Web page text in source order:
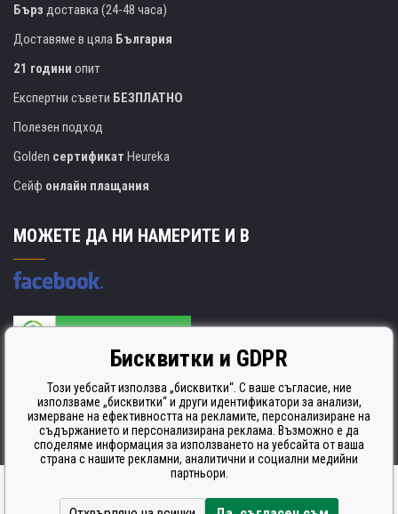
Бърз доставка (24-48 часа)
Доставяме в цяла България
21 години опит
Експертни съвети БЕЗПЛАТНО
Полезен подход
Golden сертификат Heureka
Сейф онлайн плащания
МОЖЕТЕ ДА НИ НАМЕРИТЕ И В
Производителят на касети е сертифициран
ISO 9001. ISO 14001 и STMC.
Ecommerce solutionsBINARGON.cz
Бисквитки и GDPR
Този уебсайт използва „бисквитки“. С ваше съгласие, ние
използваме „бисквитки“ и други идентификатори за анализи,
измерване на ефективността на рекламите, персонализиране на
съдържанието и персонализирана реклама. Възможно е да
споделяме информация за използването на уебсайта от ваша
страна с нашите рекламни, аналитични и социални медийни
партньори.